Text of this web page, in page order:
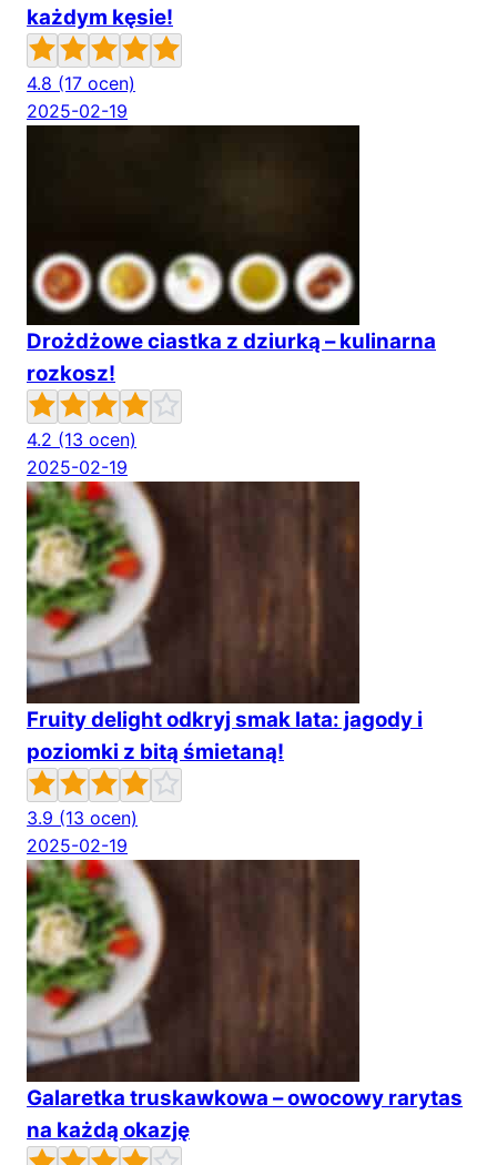
każdym kęsie!
4.8 (17 ocen)
2025-02-19
Drożdżowe ciastka z dziurką – kulinarna
rozkosz!
4.2 (13 ocen)
2025-02-19
Fruity delight odkryj smak lata: jagody i
poziomki z bitą śmietaną!
3.9 (13 ocen)
2025-02-19
Galaretka truskawkowa – owocowy rarytas
na każdą okazję